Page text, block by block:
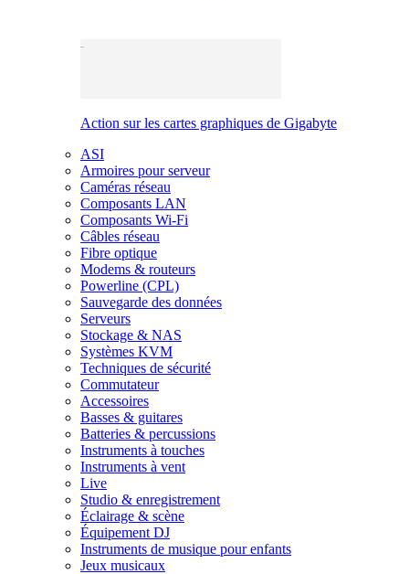
Action sur les cartes graphiques de Gigabyte
ASI
Armoires pour serveur
Caméras réseau
Composants LAN
Composants Wi-Fi
Câbles réseau
Fibre optique
Modems & routeurs
Powerline (CPL)
Sauvegarde des données
Serveurs
Stockage & NAS
Systèmes KVM
Techniques de sécurité
Commutateur
Accessoires
Basses & guitares
Batteries & percussions
Instruments à touches
Instruments à vent
Live
Studio & enregistrement
Éclairage & scène
Équipement DJ
Instruments de musique pour enfants
Jeux musicaux